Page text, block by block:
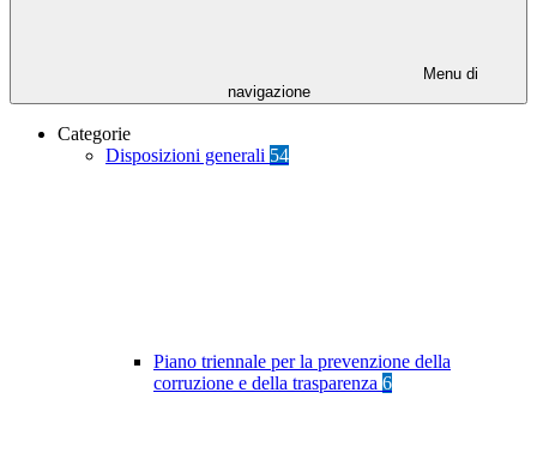
Menu di
navigazione
Categorie
Disposizioni generali 54
Piano triennale per la prevenzione della
corruzione e della trasparenza 6